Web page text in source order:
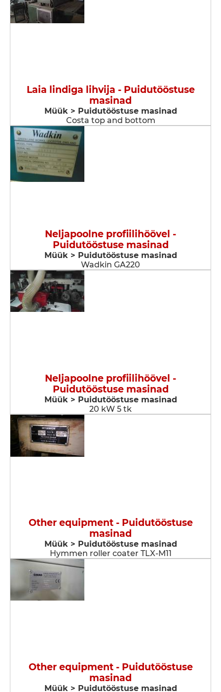
Laia lindiga lihvija - Puidutööstuse
masinad
Müük > Puidutööstuse masinad
Costa top and bottom
Neljapoolne profiilihöövel -
Puidutööstuse masinad
Müük > Puidutööstuse masinad
Wadkin GA220
Neljapoolne profiilihöövel -
Puidutööstuse masinad
Müük > Puidutööstuse masinad
20 kW 5 tk
Other equipment - Puidutööstuse
masinad
Müük > Puidutööstuse masinad
Hymmen roller coater TLX-M11
Other equipment - Puidutööstuse
masinad
Müük > Puidutööstuse masinad